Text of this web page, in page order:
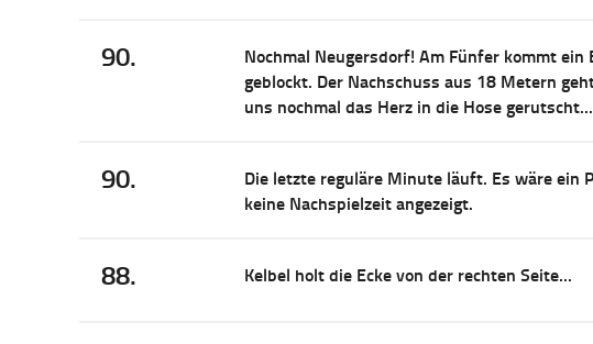
90.
Nochmal Neugersdorf! Am Fünfer kommt
geblockt. Der Nachschuss aus 18 Metern
uns nochmal das Herz in die Hose gerutscht...
90.
Die letzte reguläre Minute läuft. Es wäre ein
keine Nachspielzeit angezeigt.
88. Kelbel holt die Ecke von der rechten Seite...